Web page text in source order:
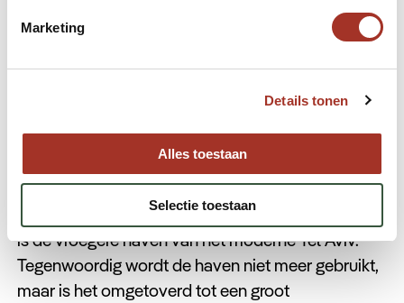
Marketing
Details tonen
Alles toestaan
Selectie toestaan
gebouwen in Neve Tzedek historisch te belangrijk
vonden. De wijk werd opgeknapt en veel van de
De haven van Tel Aviv
Dit deel van de stad is gelegen in het noorden en
is de vroegere haven van het moderne Tel Aviv.
Tegenwoordig wordt de haven niet meer gebruikt,
maar is het omgetoverd tot een groot